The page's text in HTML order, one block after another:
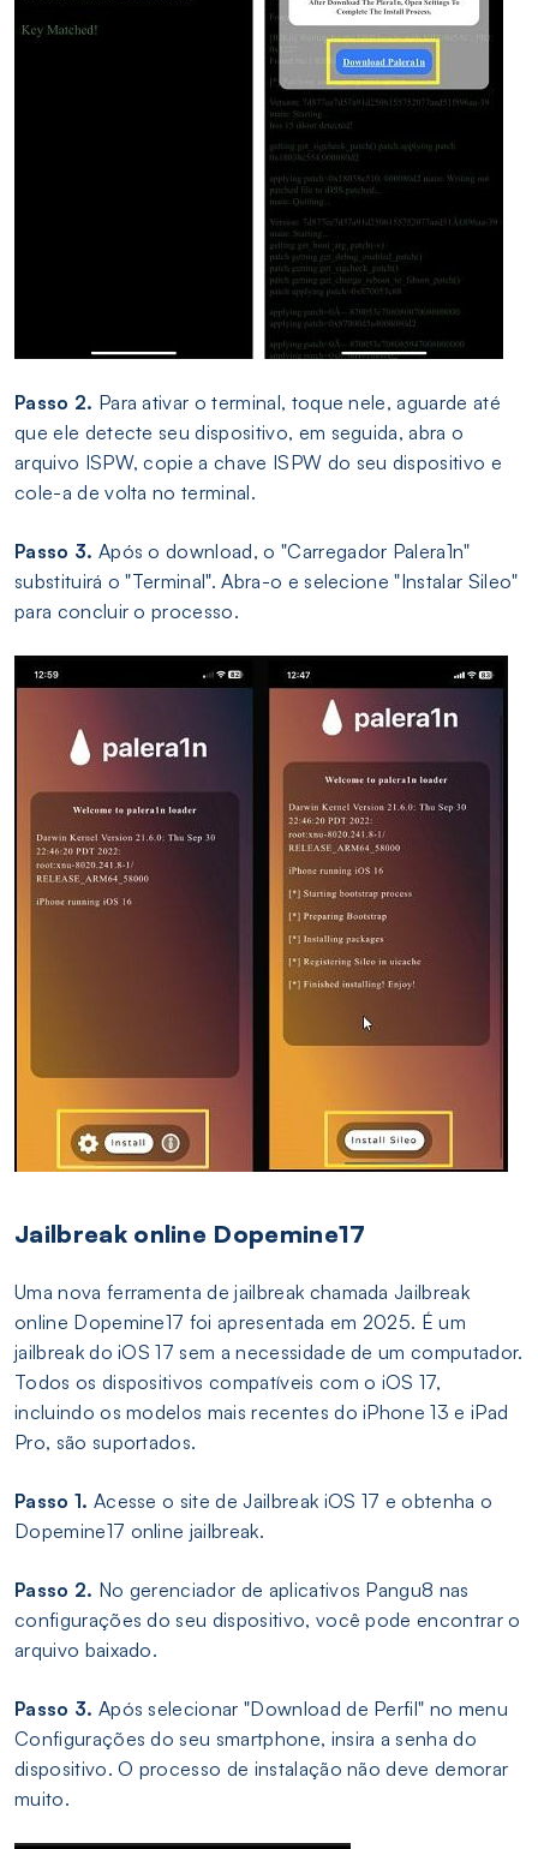
Passo 2. Para ativar o terminal, toque nele, aguarde até
que ele detecte seu dispositivo, em seguida, abra o
arquivo ISPW, copie a chave ISPW do seu dispositivo e
cole-a de volta no terminal.
Passo 3. Após o download, o "Carregador Palera1n"
substituirá o "Terminal". Abra-o e selecione "Instalar Sileo"
para concluir o processo.
Jailbreak online Dopemine17
Uma nova ferramenta de jailbreak chamada Jailbreak
online Dopemine17 foi apresentada em 2025. É um
jailbreak do iOS 17 sem a necessidade de um computador.
Todos os dispositivos compatíveis com o iOS 17,
incluindo os modelos mais recentes do iPhone 13 e iPad
Pro, são suportados.
Passo 1. Acesse o site de Jailbreak iOS 17 e obtenha o
Dopemine17 online jailbreak.
Passo 2. No gerenciador de aplicativos Pangu8 nas
configurações do seu dispositivo, você pode encontrar o
arquivo baixado.
Passo 3. Após selecionar "Download de Perfil" no menu
Configurações do seu smartphone, insira a senha do
dispositivo. O processo de instalação não deve demorar
muito.